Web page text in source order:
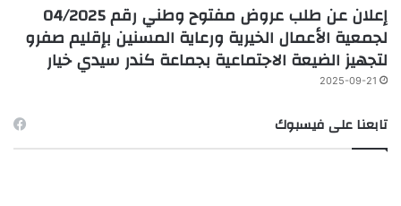
إعلان عن طلب عروض مفتوح وطني رقم 04/2025
لجمعية الأعمال الخيرية ورعاية المسنين بإقليم صفرو
لتجهيز الضيعة الاجتماعية بجماعة كندر سيدي خيار
2025-09-21
تابعنا على فيسبوك